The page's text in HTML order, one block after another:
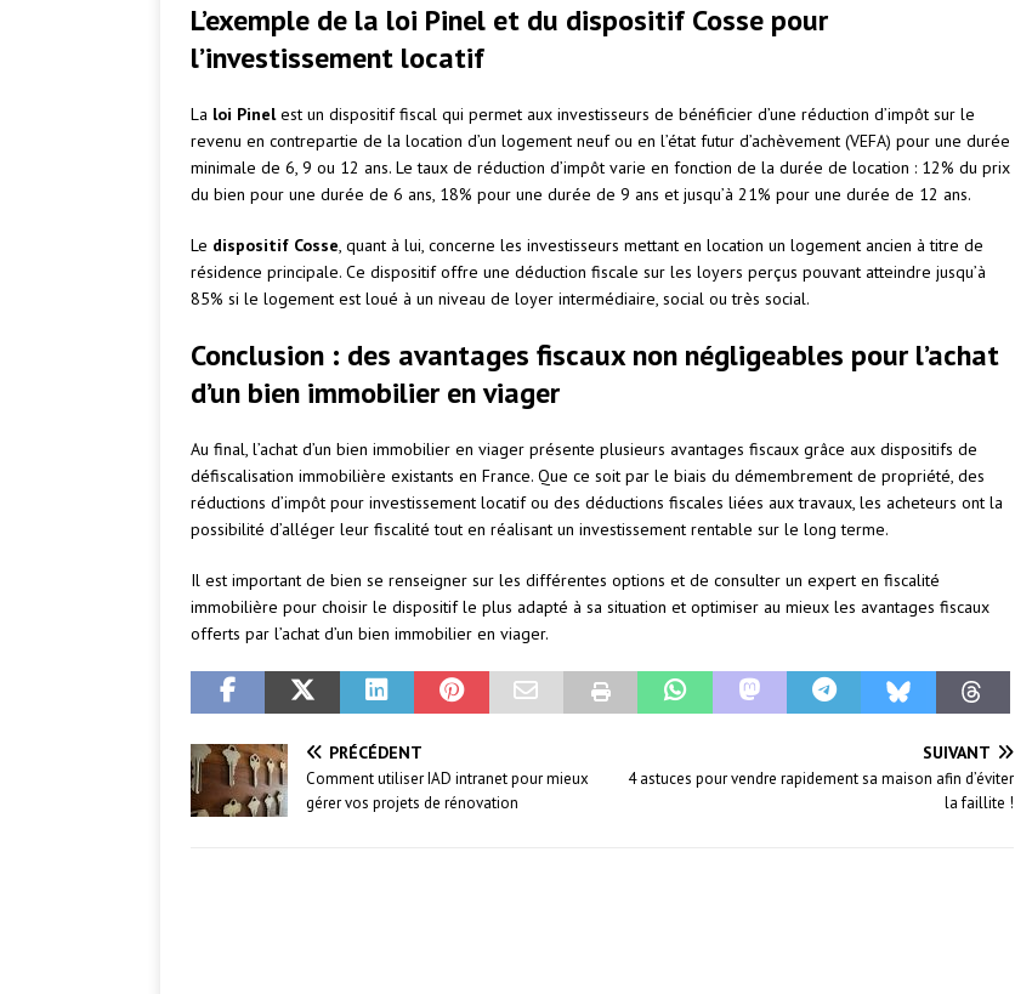
L’exemple de la loi Pinel et du dispositif Cosse pour
l’investissement locatif
La loi Pinelest un dispositif fiscal qui permet aux investisseurs de bénéficier d’une réduction d’impôt sur le
revenu en contrepartie de la location d’un logement neuf ou en l’état futur d’achèvement (VEFA) pour une durée
minimale de 6, 9 ou 12 ans. Le taux de réduction d’impôt varie en fonction de la durée de location : 12% du prix
du bien pour une durée de 6 ans, 18% pour une durée de 9 ans et jusqu’à 21% pour une durée de 12 ans.
Le dispositif Cosse, quant à lui, concerne les investisseurs mettant en location un logement ancien à titre de
résidence principale. Ce dispositif offre une déduction fiscale sur les loyers perçus pouvant atteindre jusqu’à
85% si le logement est loué à un niveau de loyer intermédiaire, social ou très social.
Conclusion : des avantages fiscaux non négligeables pour l’achat
d’un bien immobilier en viager
Au final, l’achat d’un bien immobilier en viager présente plusieurs avantages fiscaux grâce aux dispositifs de
défiscalisation immobilière existants en France. Que ce soit par le biais du démembrement de propriété, des
réductions d’impôt pour investissement locatif ou des déductions fiscales liées aux travaux, les acheteurs ont la
possibilité d’alléger leur fiscalité tout en réalisant un investissement rentable sur le long terme.
Il est important de bien se renseigner sur les différentes options et de consulter un expert en fiscalité
immobilière pour choisir le dispositif le plus adapté à sa situation et optimiser au mieux les avantages fiscaux
offerts par l’achat d’un bien immobilier en viager.
PRÉCÉDENT
Comment utiliser IAD intranet pour mieux
gérer vos projets de rénovation
SUIVANT
4 astuces pour vendre rapidement sa maison afin d’éviter
la faillite !